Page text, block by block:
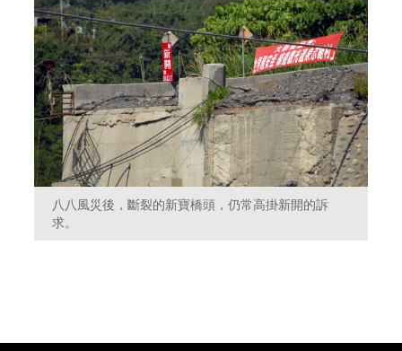
八八風災後，斷裂的新寶橋頭，仍常高掛新開的訴
求。